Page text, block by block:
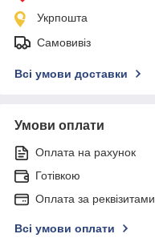
Укрпошта
Самовивіз
Всі умови доставки
Умови оплати
Оплата на рахунок
Готівкою
Оплата за реквізитами
Всі умови оплати